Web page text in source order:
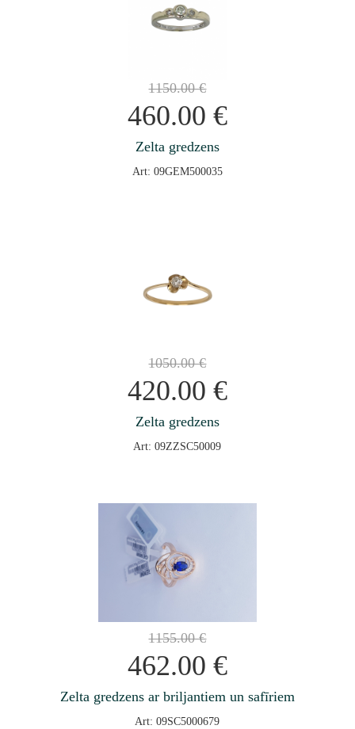
1150.00€
460.00 €
Zelta gredzens
Art: 09GEM500035
1050.00€
420.00 €
Zelta gredzens
Art: 09ZZSC50009
1155.00€
462.00 €
Zelta gredzens ar briljantiem un safīriem
Art: 09SC5000679